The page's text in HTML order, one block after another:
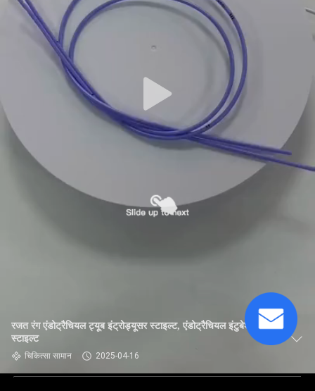
रजत रंग एंडोट्रैचियल ट्यूब इंट्रोड्यूसर स्टाइल्ट, एंडोट्रैचियल इंटुबेशन
स्टाइल्ट
चिकित्सा सामान 2025-04-16